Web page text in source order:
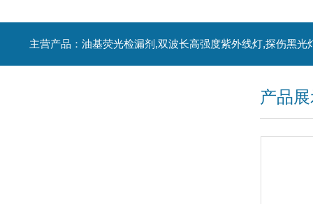
主营产品：油基荧光检漏剂,双波长高强度紫外线灯,探伤黑光
产品